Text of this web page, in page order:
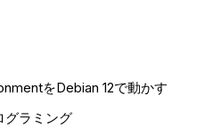
をDebian 12で動かす
グラミング